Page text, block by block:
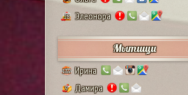
28 Элеонора
Мытищи
132 Ирина
9 Дамира